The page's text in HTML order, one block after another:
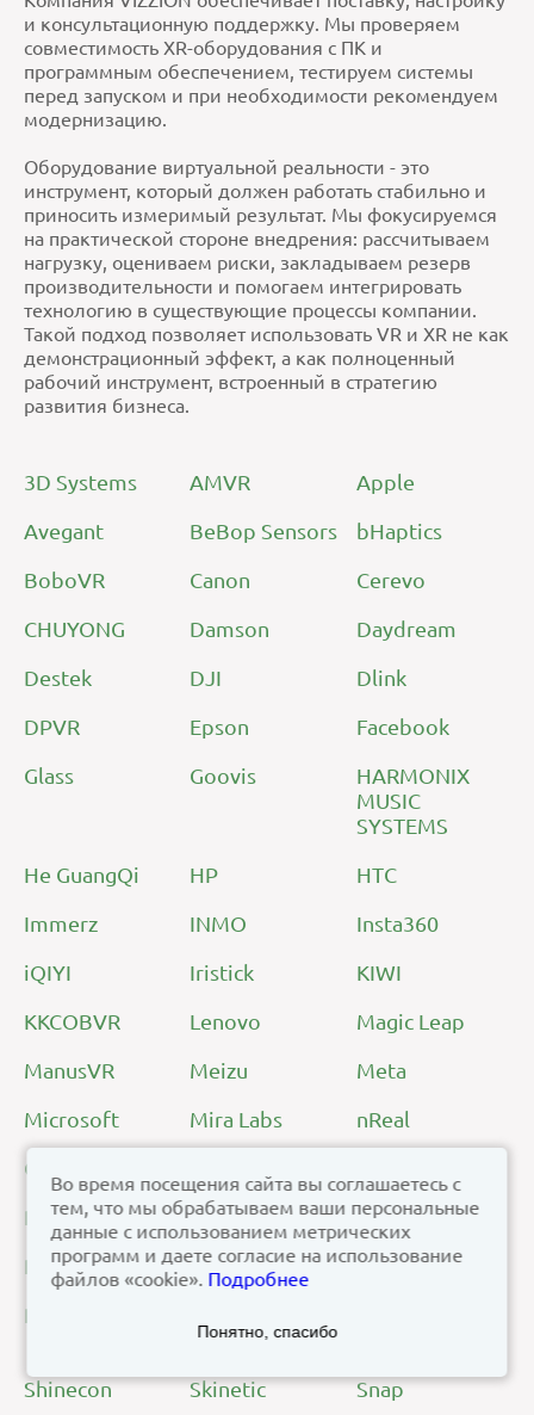
и консультационную поддержку. Мы проверяем
совместимость XR-оборудования с ПК и
программным обеспечением, тестируем системы
перед запуском и при необходимости рекомендуем
модернизацию.
Оборудование виртуальной реальности - это
инструмент, который должен работать стабильно и
приносить измеримый результат. Мы фокусируемся
на практической стороне внедрения: рассчитываем
нагрузку, оцениваем риски, закладываем резерв
производительности и помогаем интегрировать
технологию в существующие процессы компании.
Такой подход позволяет использовать VR и XR не как
демонстрационный эффект, а как полноценный
рабочий инструмент, встроенный в стратегию
развития бизнеса.
3D Systems AMVR Apple
Avegant BeBop Sensors bHaptics
BoboVR Canon Cerevo
CHUYONG Damson Daydream
Destek DJI Dlink
DPVR Epson Facebook
Glass Goovis
HARMONIX
MUSIC
SYSTEMS
He GuangQi HP HTC
Immerz INMO Insta360
iQIYI Iristick KIWI
KKCOBVR Lenovo Magic Leap
ManusVR Meizu Meta
Microsoft Mira Labs nReal
Oculus
Pico Pimax QURK Store
RealWear Rokid Rondaful
Royole
Electronics
Shinecon Skinetic Snap
Во время посещения сайта вы соглашаетесь с
тем, что мы обрабатываем ваши персональные
данные с использованием метрических
программ и даете согласие на использование
файлов «cookie». Подробнее
Понятно, спасибо